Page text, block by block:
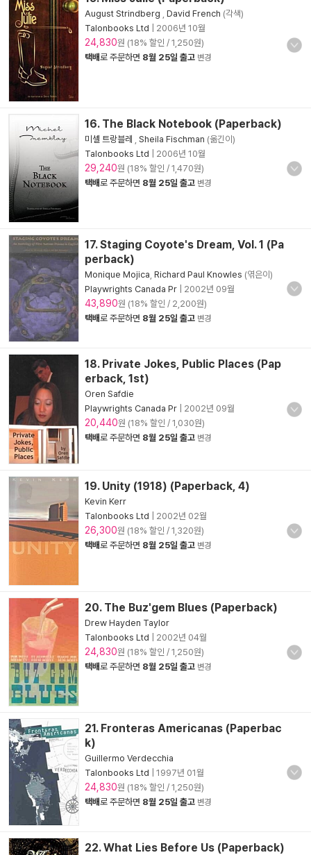
August Strindberg David French (각색)
Talonbooks Ltd
2006년 10월
24,830원 (18% 할인 / 1,250원)
택배로 주문하면 8월 25일 출고 변경
16. The Black Notebook (Paperback)
미셸 트랑블레 Sheila Fischman (옮긴이)
Talonbooks Ltd
2006년 10월
29,240원 (18% 할인 / 1,470원)
택배로 주문하면 8월 25일 출고 변경
17. Staging Coyote's Dream, Vol. 1 (Pa
perback)
Monique Mojica Richard Paul Knowles (엮은이)
Playwrights Canada Pr
2002년 09월
43,890원 (18% 할인 / 2,200원)
택배로 주문하면 8월 25일 출고 변경
18. Private Jokes, Public Places (Pap
erback, 1st)
Oren Safdie
Playwrights Canada Pr
2002년 09월
20,440원 (18% 할인 / 1,030원)
택배로 주문하면 8월 25일 출고 변경
19. Unity (1918) (Paperback, 4)
Kevin Kerr
Talonbooks Ltd
2002년 02월
26,300원 (18% 할인 / 1,320원)
택배로 주문하면 8월 25일 출고 변경
20. The Buz'gem Blues (Paperback)
Drew Hayden Taylor
Talonbooks Ltd
2002년 04월
24,830원 (18% 할인 / 1,250원)
택배로 주문하면 8월 25일 출고 변경
21. Fronteras Americanas (Paperbac
k)
Guillermo Verdecchia
Talonbooks Ltd
1997년 01월
24,830원 (18% 할인 / 1,250원)
택배로 주문하면 8월 25일 출고 변경
22. What Lies Before Us (Paperback)